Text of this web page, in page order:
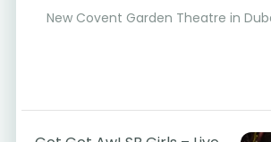
New Covent Garden Theatre in